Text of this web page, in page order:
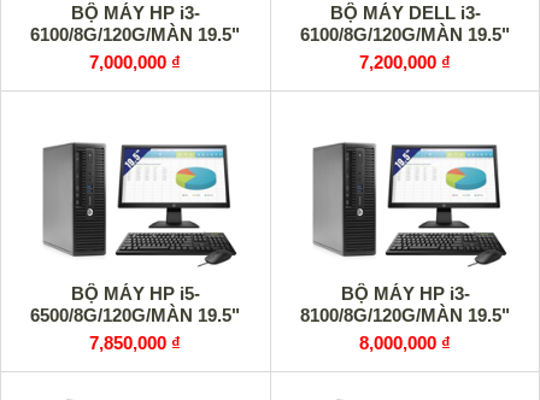
BỘ MÁY HP i3-
6100/8G/120G/MÀN 19.5"
7,000,000 ₫
BỘ MÁY DELL i3-
6100/8G/120G/MÀN 19.5"
7,200,000 ₫
BỘ MÁY HP i5-
6500/8G/120G/MÀN 19.5"
7,850,000 ₫
BỘ MÁY HP i3-
8100/8G/120G/MÀN 19.5"
8,000,000 ₫